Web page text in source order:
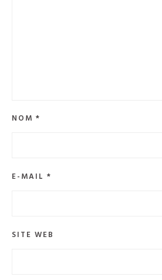
NOM *
E-MAIL *
SITE WEB